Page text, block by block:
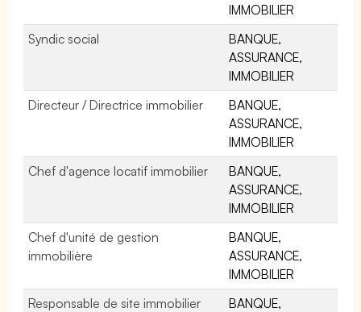
IMMOBILIER
Syndic social
BANQUE,
ASSURANCE,
IMMOBILIER
Directeur / Directrice immobilier
BANQUE,
ASSURANCE,
IMMOBILIER
Chef d'agence locatif immobilier
BANQUE,
ASSURANCE,
IMMOBILIER
Chef d'unité de gestion
immobilière
BANQUE,
ASSURANCE,
IMMOBILIER
Responsable de site immobilier
BANQUE,